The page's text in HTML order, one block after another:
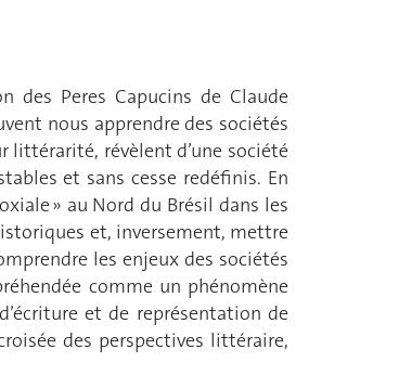
des Peres Capucins de Claude
nous apprendre des sociétés
littérarité, révèlent d’une société
et sans cesse redéfinis. En
» au Nord du Brésil dans les
et, inversement, mettre
les enjeux des sociétés
comme un phénomène
et de représentation de
des perspectives littéraire,